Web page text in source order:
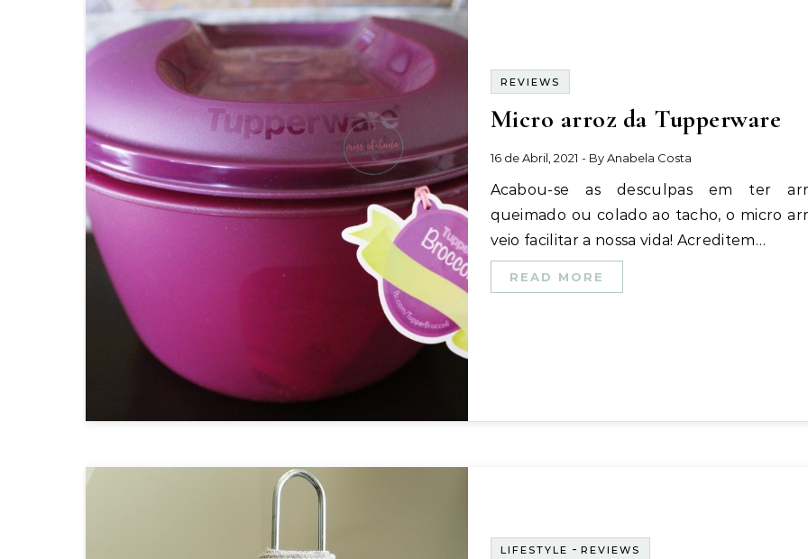
REVIEWS
Micro arroz da Tupperware
16 de Abril, 2021 - ByAnabela Costa
Acabou-se as desculpas em ter arroz
queimado ou colado ao tacho, o micro
veio facilitar a nossa vida! Acreditem…
READ MORE
LIFESTYLE - REVIEWS